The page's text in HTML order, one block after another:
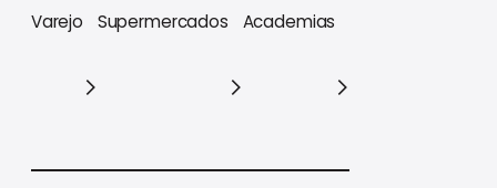
Varejo Supermercados Academias